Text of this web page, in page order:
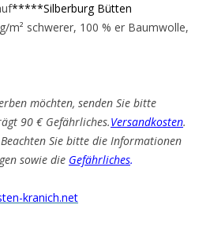
*****Silberburg Bütten
m² schwerer, 100 % er Baumwolle,
möchten, senden Sie bitte
90 € Gefährliches.Versandkosten.
Sie bitte die Informationen
sowie die Gefährliches.
kranich.net